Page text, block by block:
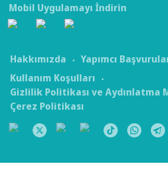
Mobil Uygulamayı İndirin
Hakkımızda Yapımcı
Kullanım Koşulları
Gizlilik Politikası ve Aydınlatma
Çerez Politikası